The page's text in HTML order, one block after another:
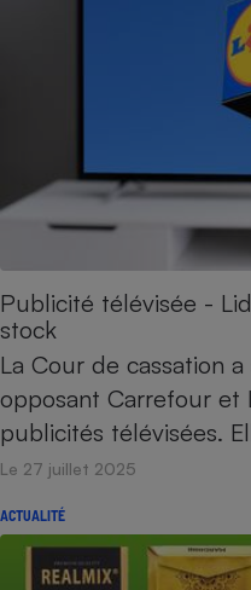
Publicité télévisée -
stock
La Cour de cassation
opposant Carrefour et
publicités télévisées.
Le 27 juillet 2025
ACTUALITÉ